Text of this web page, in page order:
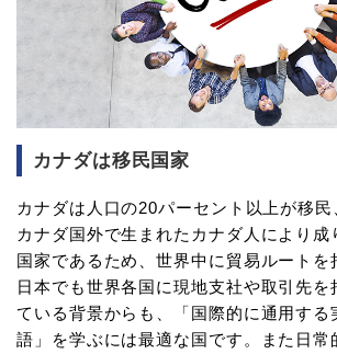
カナダは移民国家
カナダは人口の20パーセント以上が移
カナダ国外で生まれたカナダ人により成
国家であるため、世界中に貿易ルートを
日本でも世界各国に現地支社や取引先を
ている背景からも、「国際的に通用する
語」を学ぶには最適な国です。また日常